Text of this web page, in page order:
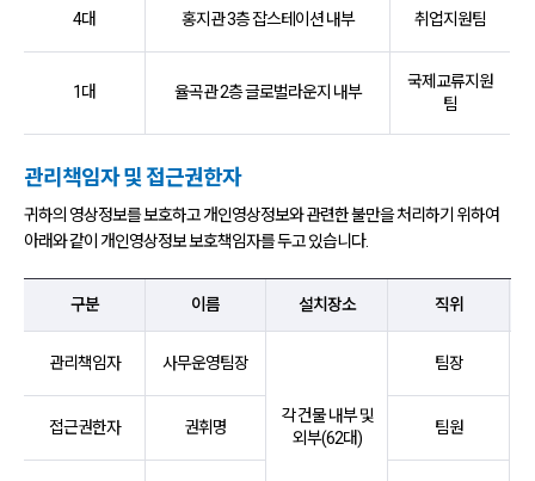
4대 홍지관 3층 잡스테이션 내부 취업지원팀
1대 율곡관 2층 글로벌라운지 내부
국제교류지원
팀
관리책임자 및 접근권한자
귀하의 영상정보를 보호하고 개인영상정보와 관련한 불만을 처리하기 위하여
아래와 같이 개인영상정보 보호책임자를 두고 있습니다.
구분 이름 설치장소 직위
관리책임자 사무운영팀장
각 건물 내부 및
외부(62대)
팀장
접근권한자 권휘명 팀원